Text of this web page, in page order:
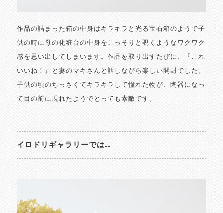
作品の詰まった箱の中身はキラキラと光る宝石箱のようで子
供の時に母の化粧台の中身をこっそりと覗くようなワクワク
感を思い出してしまいます。作品を取り出すたびに、『これ
いいね！』と妻のマキさんと話しながら楽しい開封でした。
子供の頃のちっさくてキラキラして憧れた物が、陶器になっ
て目の前に現れたようでとっても素敵です。
イロドリギャラリーでは..